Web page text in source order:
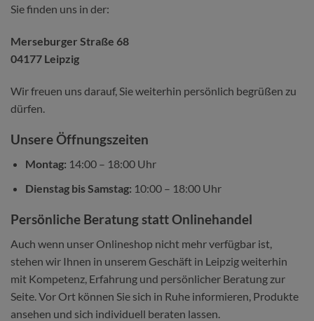
Sie finden uns in der:
Merseburger Straße 68
04177 Leipzig
Wir freuen uns darauf, Sie weiterhin persönlich begrüßen zu
dürfen.
Unsere Öffnungszeiten
Montag: 14:00 – 18:00 Uhr
Dienstag bis Samstag: 10:00 – 18:00 Uhr
Persönliche Beratung statt Onlinehandel
Auch wenn unser Onlineshop nicht mehr verfügbar ist,
stehen wir Ihnen in unserem Geschäft in Leipzig weiterhin
mit Kompetenz, Erfahrung und persönlicher Beratung zur
Seite. Vor Ort können Sie sich in Ruhe informieren, Produkte
ansehen und sich individuell beraten lassen.